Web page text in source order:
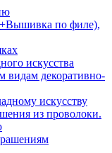
по филе),
искусства
декоративно-
искусству
из проволоки.